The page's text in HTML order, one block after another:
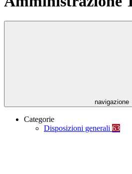
navigazione
Categorie
Disposizioni generali 63